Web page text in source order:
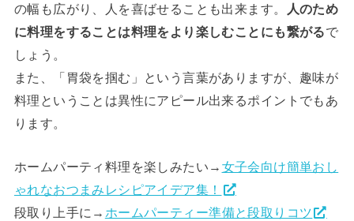
の幅も広がり、人を喜ばせることも出来ます。
人のため
に料理をすることは料理をより楽しむことにも繋がるで
しょう。
また、「胃袋を掴む」という言葉がありますが、趣味が
料理ということは異性にアピール出来るポイントでもあ
ります。
ホームパーティ料理を楽しみたい→ 女子会向け簡単おし
ゃれなおつまみレシピアイデア集！
段取り上手に→ ホームパーティー準備と段取りコツ